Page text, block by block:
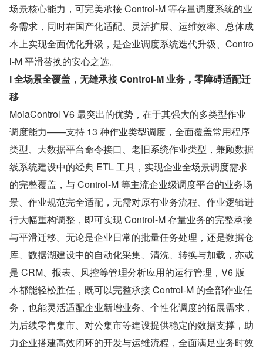
场景核心能力，可完美承接 Control-M 等存量调度系统的业
务需求，同时在国产化适配、灵活扩展、运维效率、总体成
本上实现全面优化升级，是企业调度系统迭代升级、Contro
l-M 平滑替换的安心之选。
l 全场景全覆盖，无缝承接 Control-M 业务，零障碍适配迁
移
MoiaControl V6 最突出的优势，在于其强大的多类型作业
调度能力——支持 13 种作业类型调度，全面覆盖常用程序
类型、大数据平台命令接口、老旧系统作业类型，兼顾数据
线系统建设中的经典 ETL 工具，实现企业全场景调度需求
的完整覆盖，与 Control-M 等主流企业级调度平台的业务场
景、作业规范完全适配，无需对原有业务流程、作业逻辑进
行大幅重构调整，即可实现 Control-M 存量业务的完整承接
与平滑迁移。无论是企业日常的批量任务处理，还是数据仓
库、数据湖建设中的自动化采集、清洗、转换与加载，亦或
是 CRM、报表、风控等管理分析应用的运行管理，V6 版
本都能轻松胜任，既可以完整承接 Control-M 的全部作业任
务，也能灵活适配企业新增业务、个性化调度的拓展需求，
为后续零售集市、对公集市等建设提供稳定的数据支撑，助
力企业搭建高效闭环的开发与运维流程，全面满足业务时效